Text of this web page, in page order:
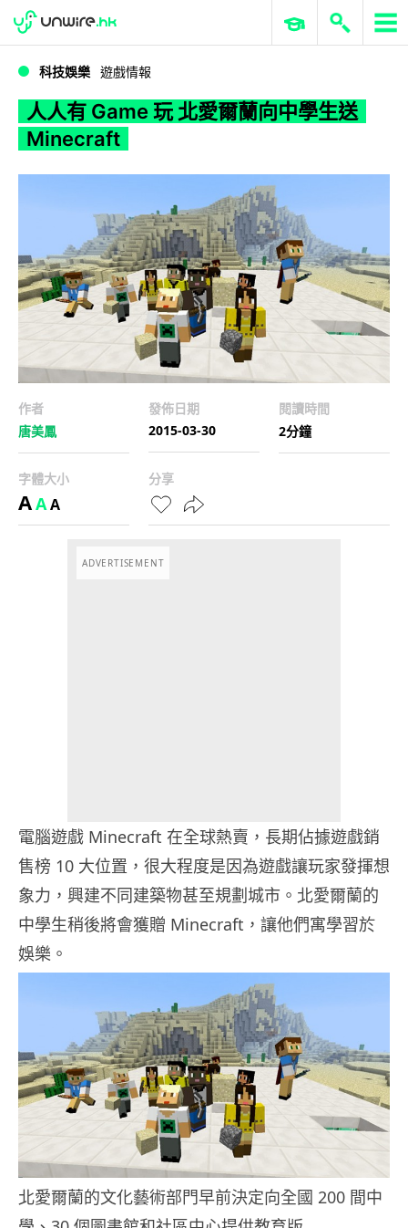
WWDC 2026 ERP 與商業 AI
科技娛樂 遊戲情報
人人有 Game 玩 北愛爾蘭向中學生送
Minecraft
作者
唐美鳳
發佈日期
2015-03-30
閱讀時間
2分鐘
字體大小
AAA
分享
ADVERTISEMENT
電腦遊戲 Minecraft 在全球熱賣，長期佔據遊戲銷
售榜 10 大位置，很大程度是因為遊戲讓玩家發揮想
象力，興建不同建築物甚至規劃城市。北愛爾蘭的
中學生稍後將會獲贈 Minecraft，讓他們寓學習於
娛樂。
北愛爾蘭的文化藝術部門早前決定向全國 200 間中